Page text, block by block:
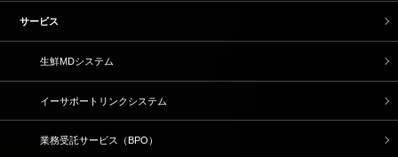
サービス
生鮮MDシステム
イーサポートリンクシステム
業務受託サービス（BPO）